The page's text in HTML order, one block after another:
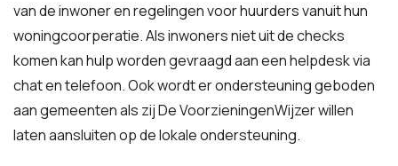
van de inwoner en regelingen voor huurders vanuit hun
woningcoorperatie. Als inwoners niet uit de checks
komen kan hulp worden gevraagd aan een helpdesk via
chat en telefoon. Ook wordt er ondersteuning geboden
aan gemeenten als zij De VoorzieningenWijzer willen
laten aansluiten op de lokale ondersteuning.